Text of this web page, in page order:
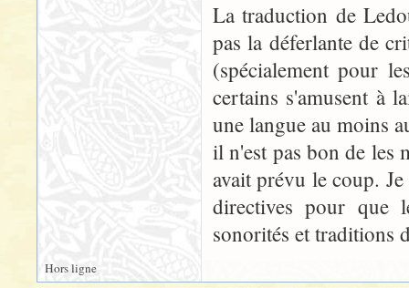
La traduction de
pas la déferlante de
(spécialement pour
certains s'amusent à
une langue au moins
il n'est pas bon de les
avait prévu le coup.
directives pour que
sonorités et traditions
Hors ligne